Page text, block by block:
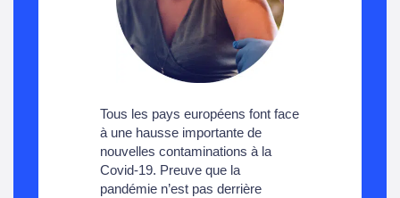
Tous les pays européens font face
à une hausse importante de
nouvelles contaminations à la
Covid-19. Preuve que la
pandémie n’est pas derrière